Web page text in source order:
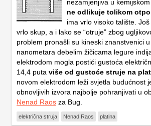
nezamjenjiva u
ne odlikuje tolikom
ima vrlo visoko talište.
vrlo skup, a i lako se “otruje” zbog
problem pronašli su kineski znanstvenici
nanometara debelim žičicama legure
elektrodom mogla postići gustoća
14,4 puta više od gustoće struje na
novom elektrodom leži svjetla budućnost
obnovljivih izvora najbolje pohranjivati u
Nenad Raos za Bug.
električna struja Nenad Raos platina